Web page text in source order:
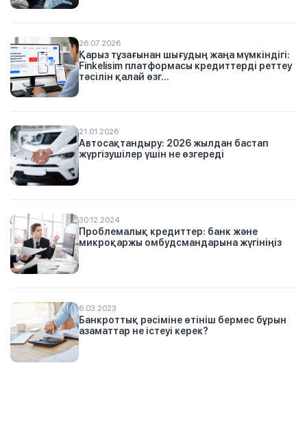
26.07.2026
Қарыз тұзағынан шығудың жаңа мүмкіндігі:
Finkelisim платформасы кредиттерді реттеу
тәсілін қалай өзг...
21.01.2026
Автосақтандыру: 2026 жылдан бастап
жүргізушілер үшін не өзгереді
30.12.2024
Проблемалық кредиттер: банк және
микроқаржы омбудсмандарына жүгініңіз
6.03.2023
Банкроттық рәсіміне өтініш бермес бұрын
азаматтар не істеуі керек?